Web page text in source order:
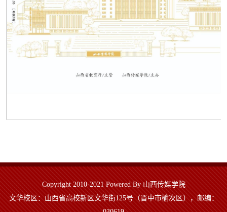
Copyright 2010-2021 Powered By 山西传媒学院
文华校区：山西省高校新区文华街125号（晋中市榆次区），邮编：